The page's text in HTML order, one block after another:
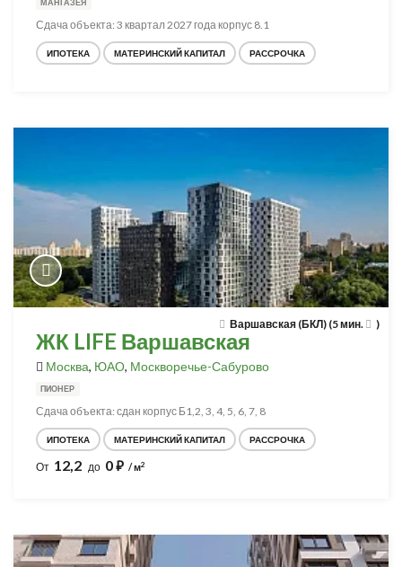
МАНГАЗЕЯ
Сдача объекта: 3 квартал 2027 года корпус 8.1
ИПОТЕКА МАТЕРИНСКИЙ КАПИТАЛ РАССРОЧКА
Варшавская (БКЛ) (5 мин. )
ЖК LIFE Варшавская
Москва, ЮАО, Москворечье-Сабурово
ПИОНЕР
Сдача объекта: сдан корпус Б1,2, 3, 4, 5, 6, 7, 8
ИПОТЕКА МАТЕРИНСКИЙ КАПИТАЛ РАССРОЧКА
От 12,2 до 0⃏ / м2